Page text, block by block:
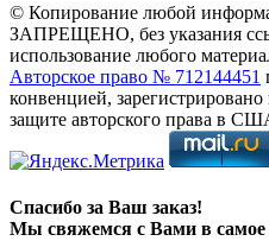
© Копирование любой
ЗАПРЕЩЕНО, без указания
использование любого
Авторское право № 712144451
конвенцией,
защите авторского права в
Спасибо за Ваш заказ!
Мы свяжемся с Вами в